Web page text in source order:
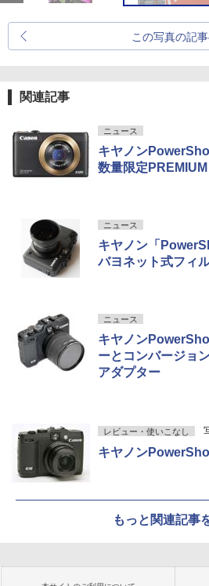
この写真の記
関連記事
ニュース
キヤノン
数量限定
ニュース
キヤノン「
バヨネット式フィ
ニュース
キヤノン
ーとコンバージョ
アダプター
レビュー・使いこなし
キヤノン
もっと関連記事